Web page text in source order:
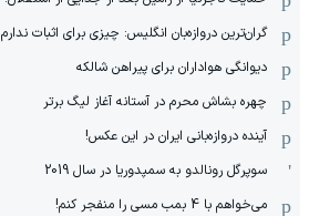
گران‌ترین دروازه‌بان انگلیس: چیزی برای اثبات ندارم
دیوانگی هواداران برای پیراهن شالکه
چهره بشاش محرم در آستانه آغاز لیگ برتر
آینده دروازه‌بانی ایران در این عکس!
سوپرگل رونالدو به سمپدوریا در سال 2019
می‌خواهم با 4 بمب مسی را منفجر کنم!